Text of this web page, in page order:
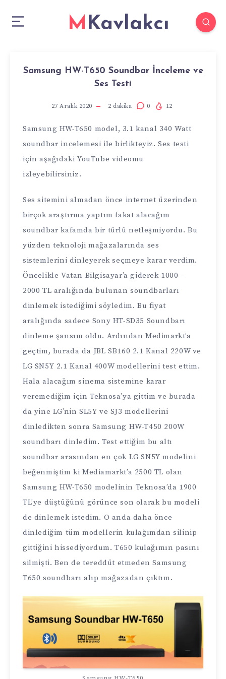
MKavlakcı
Samsung HW-T650 Soundbar İnceleme ve
Ses Testi
27 Aralık 2020 2 dakika 0 12
Samsung HW-T650 model, 3.1 kanal 340 Watt
soundbar incelemesi ile birlikteyiz. Ses testi
için aşağıdaki YouTube videomu
izleyebilirsiniz.
Ses sitemini almadan önce internet üzerinden
birçok araştırma yaptım fakat alacağım
soundbar kafamda bir türlü netleşmiyordu. Bu
yüzden teknoloji mağazalarında ses
sistemlerini dinleyerek seçmeye karar verdim.
Öncelikle Vatan Bilgisayar’a giderek 1000 –
2000 TL aralığında bulunan soundbarları
dinlemek istediğimi söyledim. Bu fiyat
aralığında sadece Sony HT-SD35 Soundbarı
dinleme şansım oldu. Ardından Medimarkt’a
geçtim, burada da JBL SB160 2.1 Kanal 220W ve
LG SN5Y 2.1 Kanal 400W modellerini test ettim.
Hala alacağım sinema sistemine karar
veremediğim için Teknosa’ya gittim ve burada
da yine LG’nin SL5Y ve SJ3 modellerini
dinledikten sonra Samsung HW-T450 200W
soundbarı dinledim. Test ettiğim bu altı
soundbar arasından en çok LG SN5Y modelini
beğenmiştim ki Mediamarkt’a 2500 TL olan
Samsung HW-T650 modelinin Teknosa’da 1900
TL’ye düştüğünü görünce son olarak bu modeli
de dinlemek istedim. O anda daha önce
dinlediğim tüm modellerin kulağımdan silinip
gittiğini hissediyordum. T650 kulağımın pasını
silmişti. Ben de tereddüt etmeden Samsung
T650 soundbarı alıp mağazadan çıktım.